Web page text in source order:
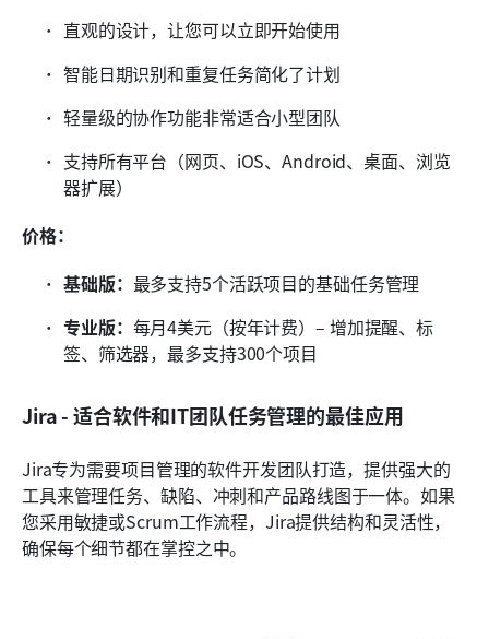
直观的设计，让您可以立即开始使用
智能日期识别和重复任务简化了计划
轻量级的协作功能非常适合小型团队
支持所有平台（网页、iOS、Android、桌面、浏览
器扩展）
价格：
基础版： 最多支持5个活跃项目的基础任务管理
专业版： 每月4美元（按年计费）– 增加提醒、标
签、筛选器，最多支持300个项目
Jira - 适合软件和IT团队任务管理的最佳应用
Jira专为需要项目管理的软件开发团队打造，提供强大的
工具来管理任务、缺陷、冲刺和产品路线图于一体。如果
您采用敏捷或Scrum工作流程，Jira提供结构和灵活性，
确保每个细节都在掌控之中。